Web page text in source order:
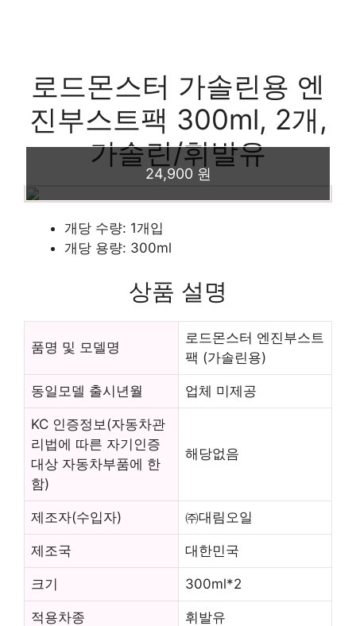
로드몬스터 가솔린용 엔
진부스트팩 300ml, 2개,
가솔린/휘발유
24,900 원
개당 수량: 1개입
개당 용량: 300ml
상품 설명
품명 및 모델명
로드몬스터 엔진부스트
팩 (가솔린용)
동일모델 출시년월 업체 미제공
KC 인증정보(자동차관
리법에 따른 자기인증
대상 자동차부품에 한
함)
해당없음
제조자(수입자) ㈜대림오일
제조국 대한민국
크기 300ml*2
적용차종 휘발유